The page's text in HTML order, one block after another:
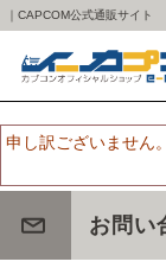
｜CAPCOM公式通販サイト
申し訳ございません
お問い